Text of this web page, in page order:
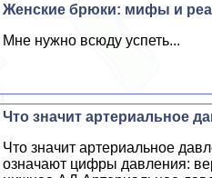
Женские брюки: мифы и
Мне нужно всюду успеть...
Что значит артериальное
Что значит артериальное
означают цифры давления: